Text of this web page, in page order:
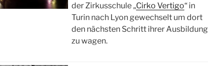
der Zirkusschule „Cirko Vertigo“ in
Turin nach Lyon gewechselt um dort
den nächsten Schritt ihrer Ausbildung
zu wagen.